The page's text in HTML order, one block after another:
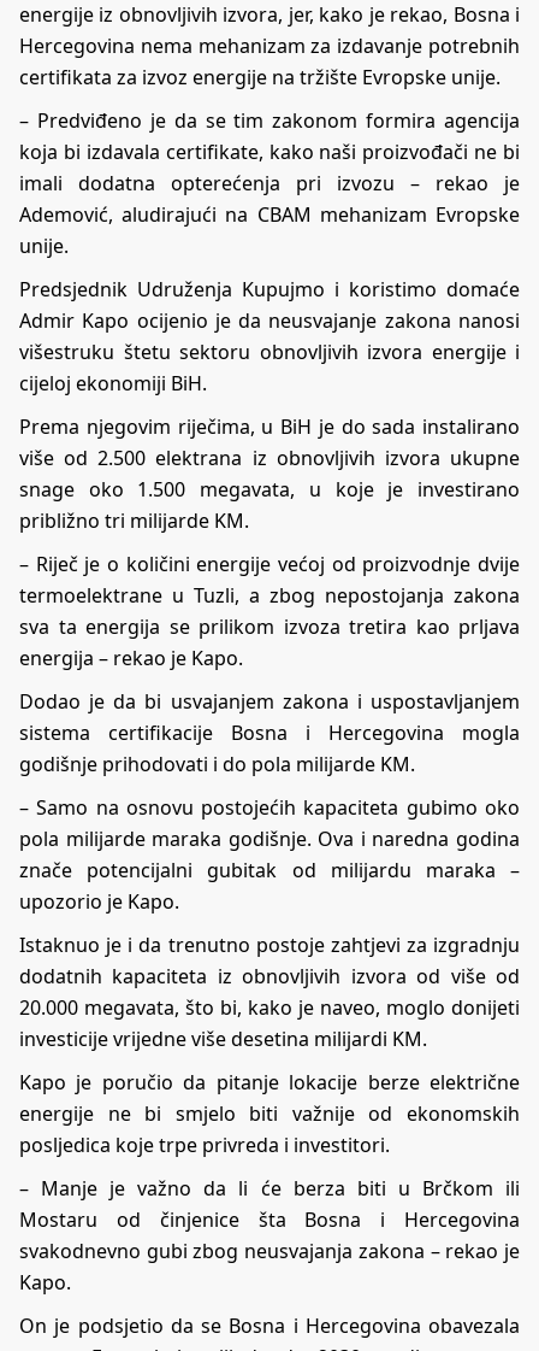
energije iz obnovljivih izvora, jer, kako je rekao, Bosna i
Hercegovina nema mehanizam za izdavanje potrebnih
certifikata za izvoz energije na tržište Evropske unije.
– Predviđeno je da se tim zakonom formira agencija
koja bi izdavala certifikate, kako naši proizvođači ne bi
imali dodatna opterećenja pri izvozu – rekao je
Ademović, aludirajući na CBAM mehanizam Evropske
unije.
Predsjednik Udruženja Kupujmo i koristimo domaće
Admir Kapo ocijenio je da neusvajanje zakona nanosi
višestruku štetu sektoru obnovljivih izvora energije i
cijeloj ekonomiji BiH.
Prema njegovim riječima, u BiH je do sada instalirano
više od 2.500 elektrana iz obnovljivih izvora ukupne
snage oko 1.500 megavata, u koje je investirano
približno tri milijarde KM.
– Riječ je o količini energije većoj od proizvodnje dvije
termoelektrane u Tuzli, a zbog nepostojanja zakona
sva ta energija se prilikom izvoza tretira kao prljava
energija – rekao je Kapo.
Dodao je da bi usvajanjem zakona i uspostavljanjem
sistema certifikacije Bosna i Hercegovina mogla
godišnje prihodovati i do pola milijarde KM.
– Samo na osnovu postojećih kapaciteta gubimo oko
pola milijarde maraka godišnje. Ova i naredna godina
znače potencijalni gubitak od milijardu maraka –
upozorio je Kapo.
Istaknuo je i da trenutno postoje zahtjevi za izgradnju
dodatnih kapaciteta iz obnovljivih izvora od više od
20.000 megavata, što bi, kako je naveo, moglo donijeti
investicije vrijedne više desetina milijardi KM.
Kapo je poručio da pitanje lokacije berze električne
energije ne bi smjelo biti važnije od ekonomskih
posljedica koje trpe privreda i investitori.
– Manje je važno da li će berza biti u Brčkom ili
Mostaru od činjenice šta Bosna i Hercegovina
svakodnevno gubi zbog neusvajanja zakona – rekao je
Kapo.
On je podsjetio da se Bosna i Hercegovina obavezala